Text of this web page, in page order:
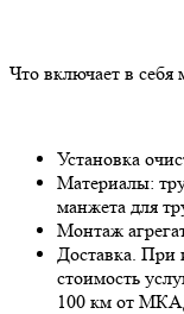
Что включает в
Установка
Материалы:
манжета для
Монтаж
Доставка. При
стоимость
100 км от